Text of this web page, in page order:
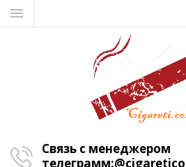
Связь с менеджером
телеграмм: